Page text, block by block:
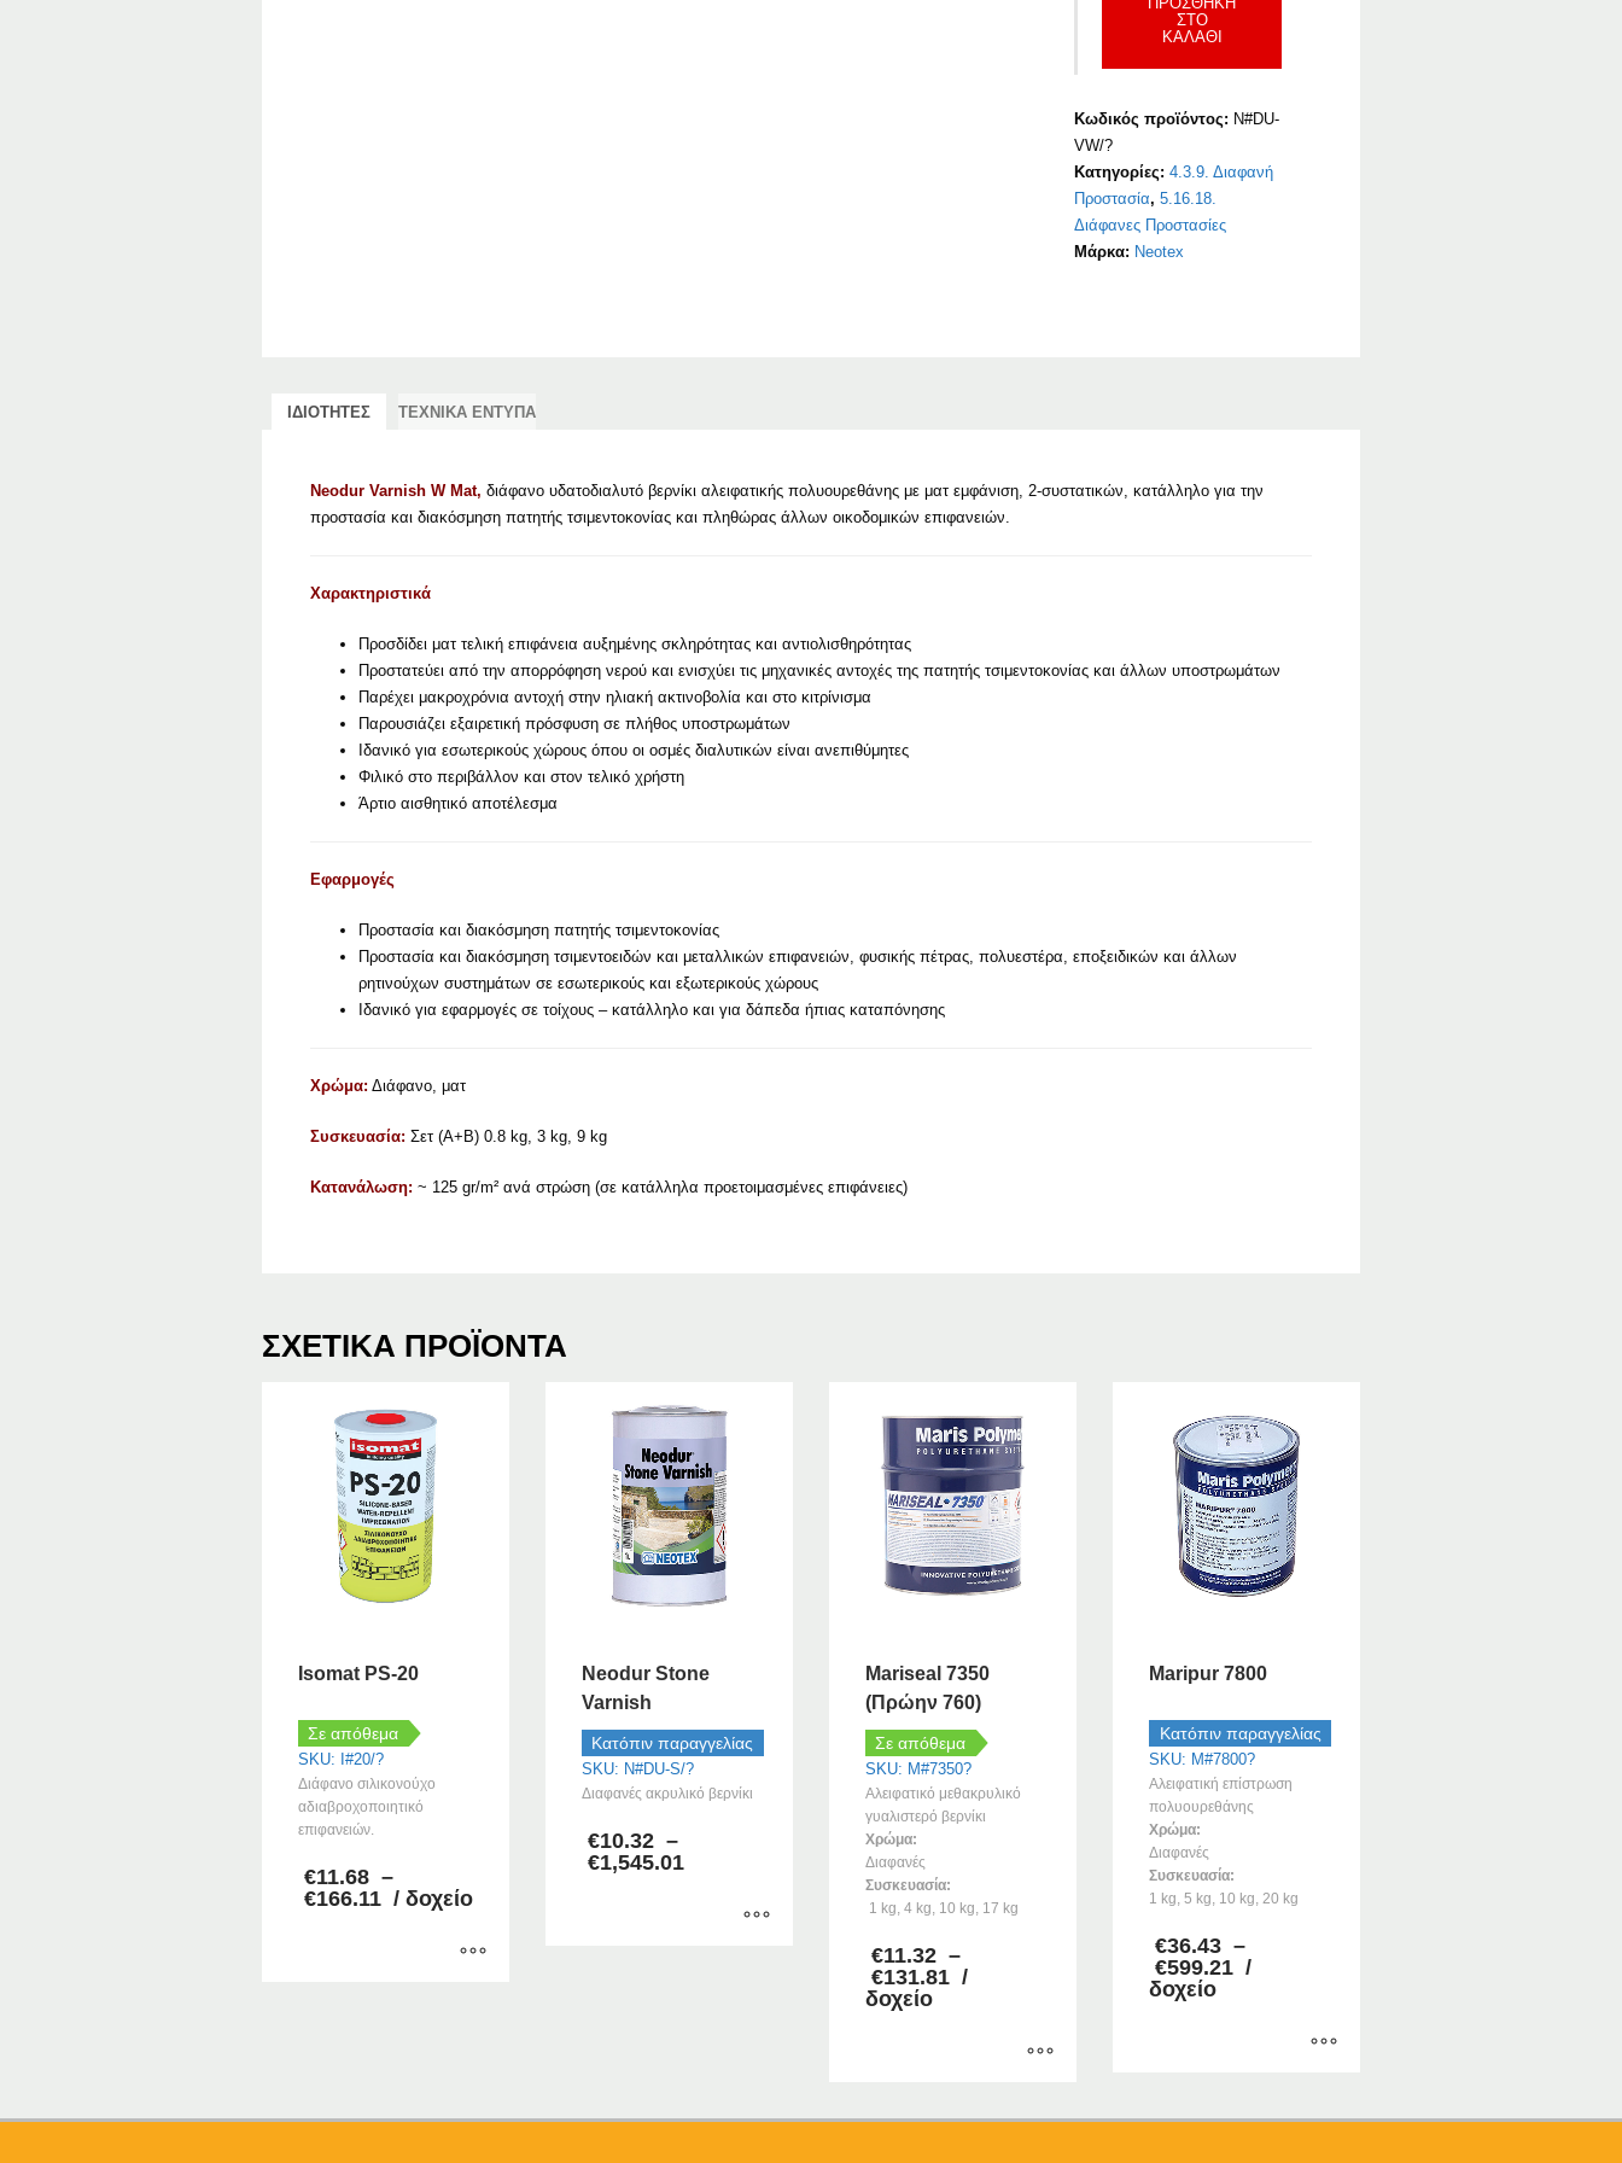
ΣΤΟ
ΚΑΛΆΘΙ
Κωδικός προϊόντος: N#DU-
VW/?
Κατηγορίες: 4.3.9. Διαφανή
Προστασία, 5.16.18.
Διάφανες Προστασίες
Μάρκα: Neotex
ΙΔΙΟΤΗΤΕΣ ΤΕΧΝΙΚΑ ΕΝΤΥΠΑ
Neodur Varnish W Mat, διάφανο υδατοδιαλυτό βερνίκι αλειφατικής πολυουρεθάνης με ματ εμφάνιση, 2-συστατικών, κατάλληλο για την
προστασία και διακόσμηση πατητής τσιμεντοκονίας και πληθώρας άλλων οικοδομικών επιφανειών.
Χαρακτηριστικά
Προσδίδει ματ τελική επιφάνεια αυξημένης σκληρότητας και αντιολισθηρότητας
Προστατεύει από την απορρόφηση νερού και ενισχύει τις μηχανικές αντοχές της πατητής τσιμεντοκονίας και άλλων υποστρωμάτων
Παρέχει μακροχρόνια αντοχή στην ηλιακή ακτινοβολία και στο κιτρίνισμα
Παρουσιάζει εξαιρετική πρόσφυση σε πλήθος υποστρωμάτων
Ιδανικό για εσωτερικούς χώρους όπου οι οσμές διαλυτικών είναι ανεπιθύμητες
Φιλικό στο περιβάλλον και στον τελικό χρήστη
Άρτιο αισθητικό αποτέλεσμα
Εφαρμογές
Προστασία και διακόσμηση πατητής τσιμεντοκονίας
Προστασία και διακόσμηση τσιμεντοειδών και μεταλλικών επιφανειών, φυσικής πέτρας, πολυεστέρα, εποξειδικών και άλλων
ρητινούχων συστημάτων σε εσωτερικούς και εξωτερικούς χώρους
Ιδανικό για εφαρμογές σε τοίχους – κατάλληλο και για δάπεδα ήπιας καταπόνησης
Χρώμα: Διάφανο, ματ
Συσκευασία: Σετ (Α+Β) 0.8 kg, 3 kg, 9 kg
Κατανάλωση: ~ 125 gr/m² ανά στρώση (σε κατάλληλα προετοιμασμένες επιφάνειες)
ΣΧΕΤΙΚΆ ΠΡΟΪΌΝΤΑ
Isomat PS-20
Σε απόθεμα
SKU: I#20/?
Διάφανο σιλικονούχο
αδιαβροχοποιητικό
επιφανειών.
€11.68 –
€166.11 Price
/ δοχείο
παραλλαγές.
Neodur Stone
Varnish
Κατόπιν παραγγελίας
SKU: N#DU-S/?
Διαφανές ακρυλικό βερνίκι
€10.32 –
€1,545.01
€10.32
Οι
Mariseal 7350
(Πρώην 760)
Σε απόθεμα
SKU: M#7350?
Αλειφατικό μεθακρυλικό
γυαλιστερό βερνίκι
Χρώμα:
Διαφανές
Συσκευασία:
1 kg, 4 kg, 10 kg, 17 kg
€11.32 –
€131.81 Price
through
/
δοχείο
το
Maripur 7800
Κατόπιν παραγγελίας
SKU: M#7800?
Αλειφατική επίστρωση
πολυουρεθάνης
Χρώμα:
Διαφανές
Συσκευασία:
1 kg, 5 kg, 10 kg, 20 kg
€36.43 –
€599.21 Price
through
/
δοχείο